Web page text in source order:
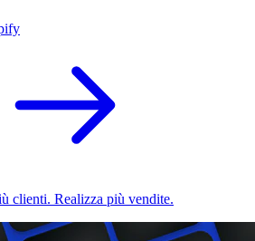
clienti. Realizza più vendite.